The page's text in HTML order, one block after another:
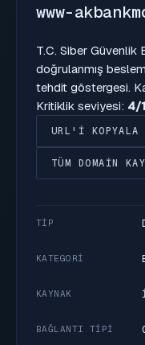
www-
T.C. Siber Güvenlik
doğrulanmış
tehdit göstergesi.
Kritiklik seviyesi: 4/
URL'I KOPYALA
TÜM DOMAIN
TIP
KATEGORI
KAYNAK
BAĞLANTI TIPI